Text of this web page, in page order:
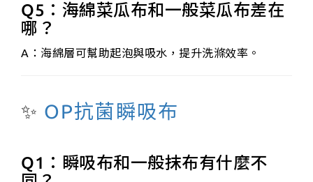
Q5：海綿菜瓜布和一般菜瓜布差在
哪？
A：海綿層可幫助起泡與吸水，提升洗滌效率。
✨ OP抗菌瞬吸布
Q1：瞬吸布和一般抹布有什麼不